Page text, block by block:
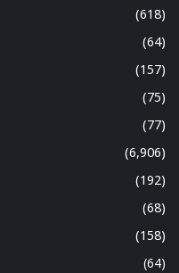
(618)
(64)
(157)
(75)
(77)
(6,906)
(192)
(68)
(158)
(64)